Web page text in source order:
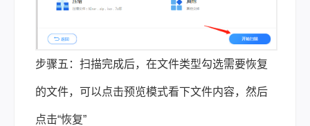
步骤五：扫描完成后，在文件类型勾选需要恢复
的文件，可以点击预览模式看下文件内容，然后
点击“恢复”